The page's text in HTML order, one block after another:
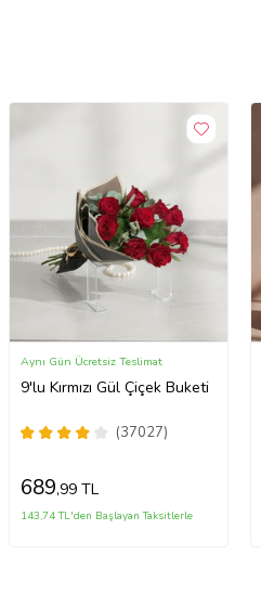
9'lu Kırmızı Gül Çiçek Buketi
(37027)
Aynı Gün Ücretsiz Teslimat
689,99 TL
143,74 TL'den Başlayan Taksitlerle